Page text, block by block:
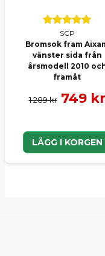
SCP
Bromsok fram
vänster sida från
årsmodell 2010
framåt
1 289 kr 749 kr
LÄGG I KORGEN